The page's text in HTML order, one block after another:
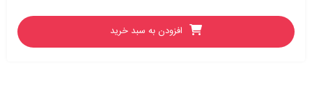
افزودن به سبد خرید